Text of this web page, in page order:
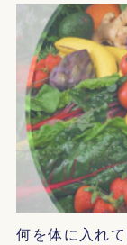
何を体に入れ